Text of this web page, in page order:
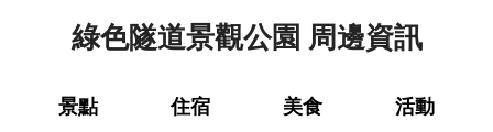
綠色隧道景觀公園 周邊資訊
景點 住宿 美食 活動